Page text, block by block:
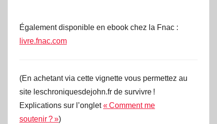
Également disponible en ebook chez la Fnac :
livre.fnac.com
(En achetant via cette vignette vous permettez au
site leschroniquesdejohn.fr de survivre !
Explications sur l’onglet« Comment me
soutenir ? »)